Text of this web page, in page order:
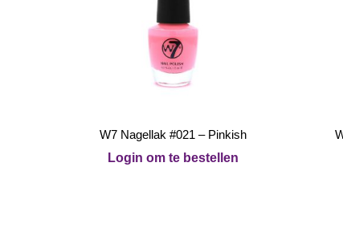
W7 Nagellak #021 – Pinkish
Login om te bestellen